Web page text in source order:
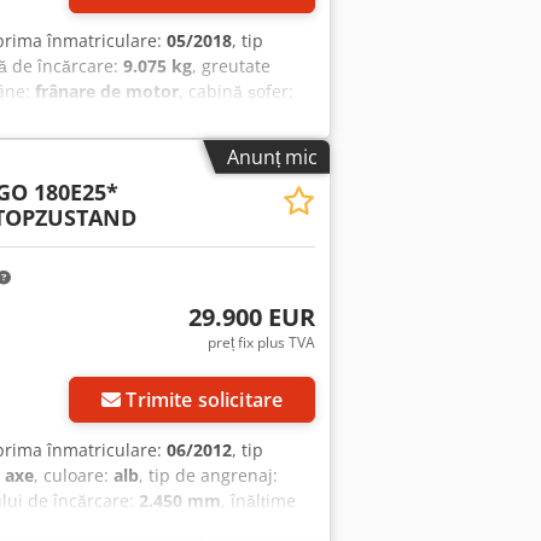
înmatriculare: 05/2018, tip
de încărcare: 9.075 kg, greutate
frânare de motor, cabină șofer:
9.120 mm, lungimea spațiului de
blocare diferențial, frână cu aer
în carter!!! | Dar este funcțional |
aer condiționat | Încălzire
încărcare: 7,20 m | Ampatament:
prealabilă. Codpfozrtx Ijx Abwjrf
Anunț mic
180E25*
29.900 EUR
preț fix plus TVA
Trimite solicitare
înmatriculare: 06/2012, tip
axe, culoare: alb, tip de angrenaj:
de încărcare: 2.450 mm, înălțime